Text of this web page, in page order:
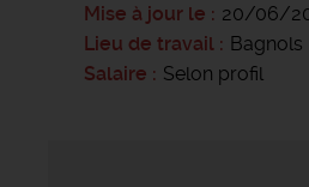
Mise à jour le
20/06/
Lieu de travail
Bagnols
Salaire
Selon profil